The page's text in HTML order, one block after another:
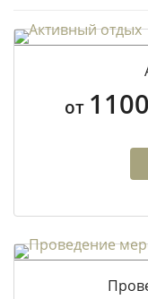
от 1100